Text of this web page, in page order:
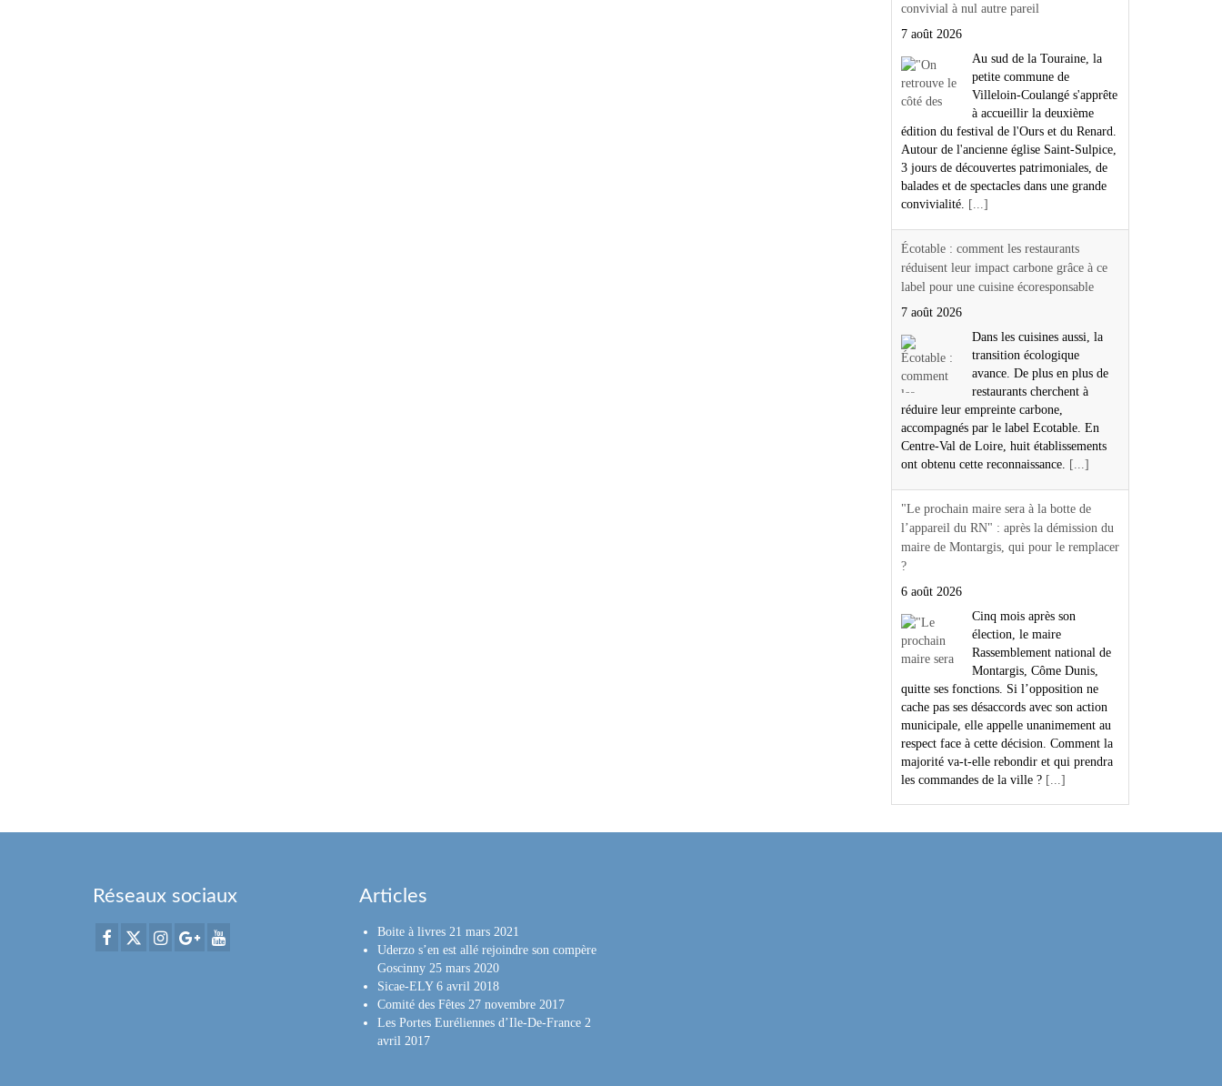
convivial à nul autre pareil
7 août 2026
Au sud de la Touraine, la
petite commune de
Villeloin-Coulangé s'apprête
à accueillir la deuxième
édition du festival de l'Ours et du Renard.
Autour de l'ancienne église Saint-Sulpice,
3 jours de découvertes patrimoniales, de
balades et de spectacles dans une grande
convivialité.
[...]
Écotable : comment les restaurants
réduisent leur impact carbone grâce à ce
label pour une cuisine écoresponsable
7 août 2026
Dans les cuisines aussi, la
transition écologique
avance. De plus en plus de
restaurants cherchent à
réduire leur empreinte carbone,
accompagnés par le label Ecotable. En
Centre-Val de Loire, huit établissements
ont obtenu cette reconnaissance.
[...]
"Le prochain maire sera à la botte de
l’appareil du RN" : après la démission du
maire de Montargis, qui pour le remplacer
?
6 août 2026
Cinq mois après son
élection, le maire
Rassemblement national de
Montargis, Côme Dunis,
quitte ses fonctions. Si l’opposition ne
cache pas ses désaccords avec son action
municipale, elle appelle unanimement au
respect face à cette décision. Comment la
majorité va-t-elle rebondir et qui prendra
les commandes de la ville ? [...]
Réseaux sociaux Articles
Boite à livres 21 mars 2021
Uderzo s’en est allé rejoindre son compère
Goscinny 25 mars 2020
Sicae-ELY 6 avril 2018
Comité des Fêtes 27 novembre 2017
Les Portes Euréliennes d’Ile-De-France 2
avril 2017